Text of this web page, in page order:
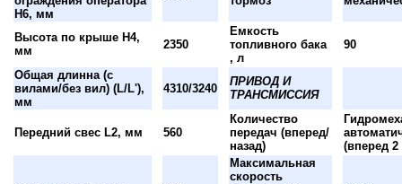
H6, мм
Высота по крыше H4,
мм
2350
Емкость
топливного бака
, л
90
Общая длинна (с
вилами/без вил) (L/L'),
мм
4310/3240
ПРИВОД И
ТРАНСМИССИЯ
Передний свес L2, мм 560
Количество
передач (вперед/
назад)
(вперед 2
Максимальная
скорость